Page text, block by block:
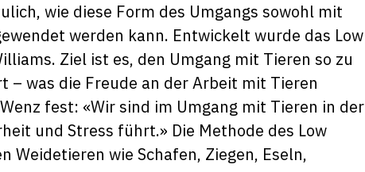
wie diese Form des Umgangs sowohl mit
werden kann. Entwickelt wurde das Low
Ziel ist es, den Umgang mit Tieren so zu
was die Freude an der Arbeit mit Tieren
fest: «Wir sind im Umgang mit Tieren in der
und Stress führt.» Die Methode des Low
Weidetieren wie Schafen, Ziegen, Eseln,